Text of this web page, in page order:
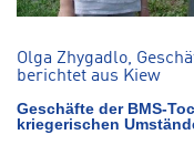
Olga Zhygadlo,
berichtet aus Kiew
Geschäfte der BMS-
kriegerischen